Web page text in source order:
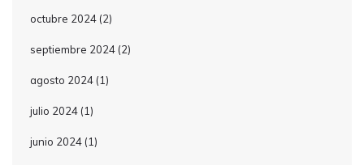
octubre 2024 (2)
septiembre 2024 (2)
agosto 2024 (1)
julio 2024 (1)
junio 2024 (1)